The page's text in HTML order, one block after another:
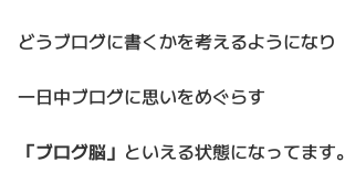
どうブログに書くかを考えるようになり
一日中ブログに思いをめぐらす
「ブログ脳」 といえる状態になってます。